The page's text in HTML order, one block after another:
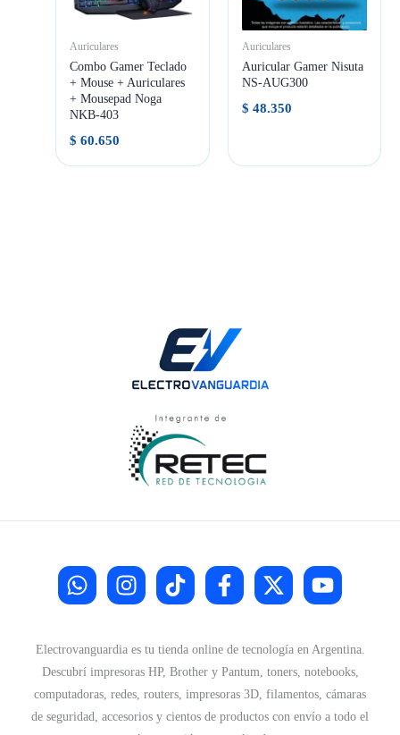
Auriculares
Combo Gamer Teclado
+ Mouse + Auriculares
+ Mousepad Noga
NKB-403
$ 60.650
Auriculares
Auricular Gamer Nisuta
NS-AUG300
$ 48.350
Electrovanguardia es tu tienda online de tecnología en Argentina.
Descubrí impresoras HP, Brother y Pantum, toners, notebooks,
computadoras, redes, routers, impresoras 3D, filamentos, cámaras
de seguridad, accesorios y cientos de productos con envío a todo el